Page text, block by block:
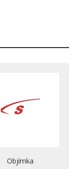
Objímka